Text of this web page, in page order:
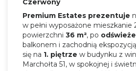
Czerwony
Premium Estates prezentuje
w pełni wyposażone mieszkanie
powierzchni 36 m², po
balkonem i zachodnią
się na 1. piętrze w budynku z
Marchołta 51, w spokojnej i